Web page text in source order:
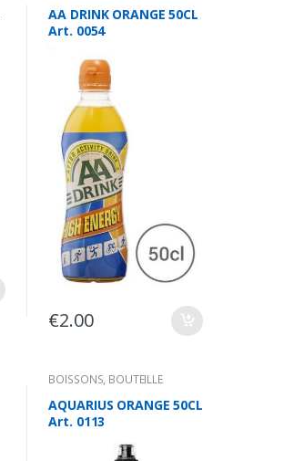
AA DRINK ORANGE 50CL
Art. 0054
€2.00
BOISSONS, BOUTEILLE
AQUARIUS ORANGE 50CL
Art. 0113